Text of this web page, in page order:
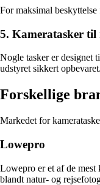
For maksimal
5. Kameratasker til
Nogle tasker er designet
udstyret sikkert opbevaret.
Forskellige
Markedet for
Lowepro
Lowepro er et af de
blandt natur- og